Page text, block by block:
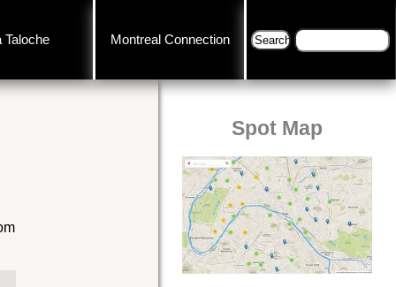
Taloche Montreal Connection
Spot Map